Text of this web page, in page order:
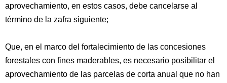
aprovechamiento, en estos casos, debe cancelarse al
término de la zafra siguiente;
Que, en el marco del fortalecimiento de las concesiones
forestales con fines maderables, es necesario posibilitar el
aprovechamiento de las parcelas de corta anual que no han